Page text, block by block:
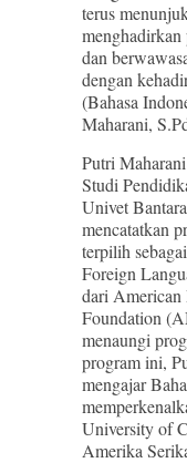
terus
menghadirkan
dan
dengan
(Bahasa
Maharani,
Putri
Studi
Univet
mencatatkan
terpilih
Foreign
dari American
Foundation
menaungi
program ini,
mengajar
University of
Amerika